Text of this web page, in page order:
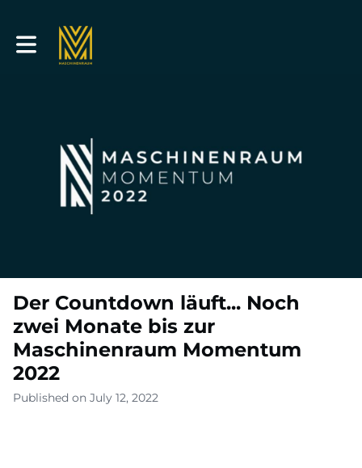
Toggle main navigation
Der Countdown läuft... Noch
zwei Monate bis zur
Maschinenraum Momentum
2022
Published on July 12, 2022